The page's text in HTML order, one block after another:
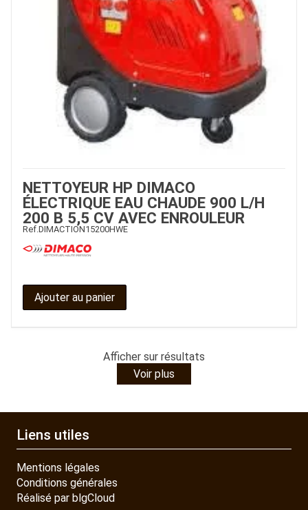
NETTOYEUR HP DIMACO
ÉLECTRIQUE EAU CHAUDE 900 L/H
200 B 5,5 CV AVEC ENROULEUR
Ref. DIMACTION15200HWE
Ajouter au panier
Afficher sur résultats
Voir plus
Liens utiles
Mentions légales
Conditions générales
Réalisé par blgCloud